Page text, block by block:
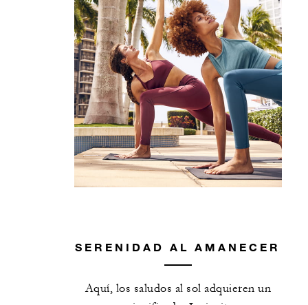
SERENIDAD AL AMANECER
Aquí, los saludos al sol adquieren un